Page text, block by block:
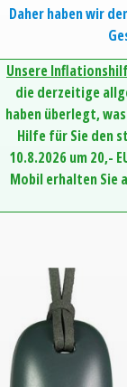
Daher haben wir
Unsere
die derzeitige
haben überlegt,
Hilfe für Sie den
10.8.2026 um 20,-
Mobil erhalten Sie